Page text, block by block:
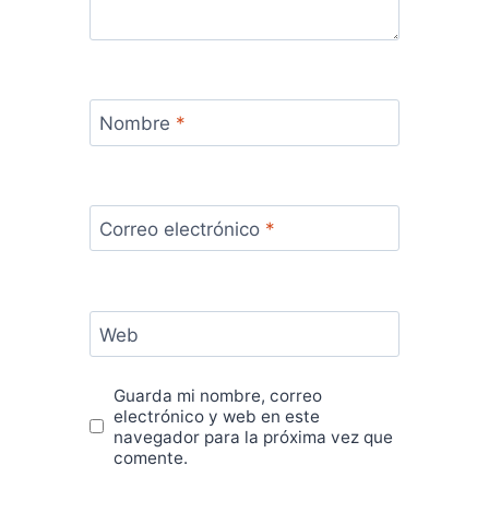
Nombre *
Correo electrónico *
Web
Guarda mi nombre, correo
electrónico y web en este
navegador para la próxima vez que
comente.